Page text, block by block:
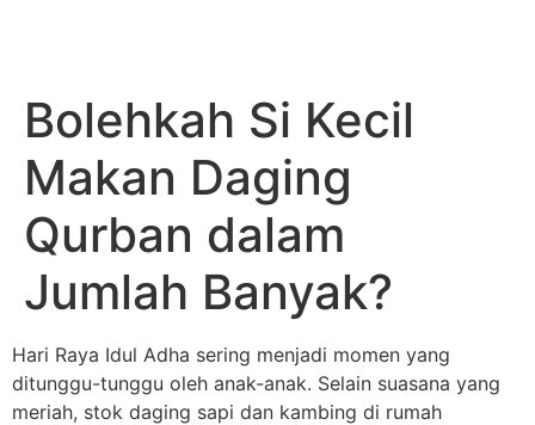
Bolehkah Si Kecil
Makan Daging
Qurban dalam
Jumlah Banyak?
Hari Raya Idul Adha sering menjadi momen yang
ditunggu-tunggu oleh anak-anak. Selain suasana yang
meriah, stok daging sapi dan kambing di rumah